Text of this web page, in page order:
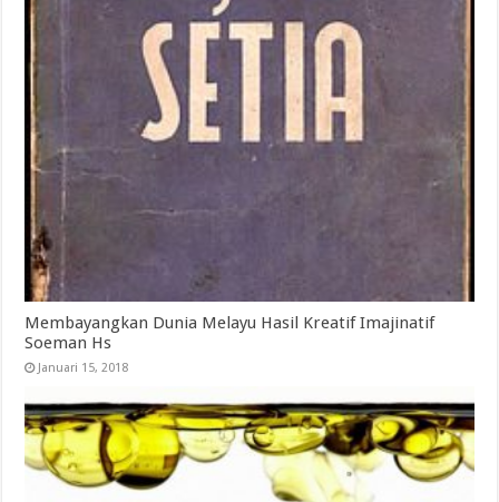
Membayangkan Dunia Melayu Hasil Kreatif Imajinatif
Soeman Hs
Januari 15, 2018